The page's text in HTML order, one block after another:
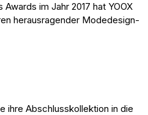
im Jahr 2017 hat YOOX
herausragender Modedesign-
ihre Abschlusskollektion in die